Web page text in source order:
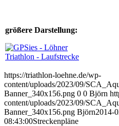
größere Darstellung:
https://triathlon-loehne.de/wp-
content/uploads/2023/09/
Banner_340x156.png 0 0 Björn
content/uploads/2023/09/
Banner_340x156.png Björn2014-
08:43:00Streckenpläne